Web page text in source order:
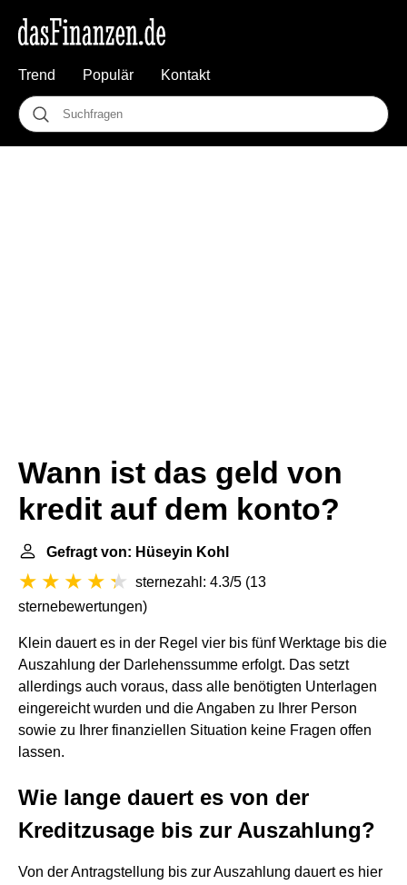
Trend Populär Kontakt
Wann ist das geld von
kredit auf dem konto?
Gefragt von: Hüseyin Kohl
sternezahl: 4.3/5 (13
sternebewertungen)
Klein dauert es in der Regel vier bis fünf Werktage bis die
Auszahlung der Darlehenssumme erfolgt. Das setzt
allerdings auch voraus, dass alle benötigten Unterlagen
eingereicht wurden und die Angaben zu Ihrer Person
sowie zu Ihrer finanziellen Situation keine Fragen offen
lassen.
Wie lange dauert es von der
Kreditzusage bis zur Auszahlung?
Von der Antragstellung bis zur Auszahlung dauert es hier